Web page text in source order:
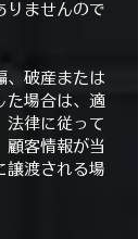
りませんので
、破産または
た場合は、適
法律に従って
顧客情報が当
譲渡される場